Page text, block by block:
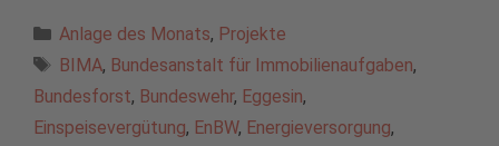
Kategorien
Anlage des Monats, Projekte
Schlagwörter
BIMA, Bundesanstalt für Immobilienaufgaben,
Bundesforst, Bundeswehr, Eggesin,
Einspeisevergütung, EnBW, Energieversorgung,